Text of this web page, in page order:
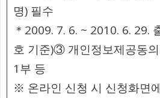
명) 필수
＊2009. 7. 6. ~ 2010. 6. 29.
호 기준)③ 개인정보제공동
1부 등
※ 온라인 신청 시 신청화면